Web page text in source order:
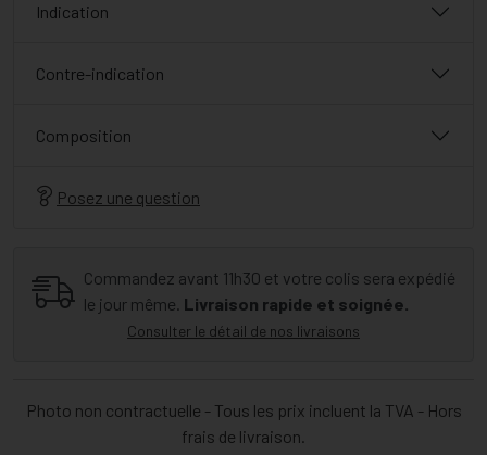
Indication
Contre-indication
Composition
Posez une question
Commandez avant 11h30 et votre colis sera expédié
le jour même. Livraison rapide et soignée.
Consulter le détail de nos livraisons
Photo non contractuelle - Tous les prix incluent la TVA - Hors
frais de livraison.